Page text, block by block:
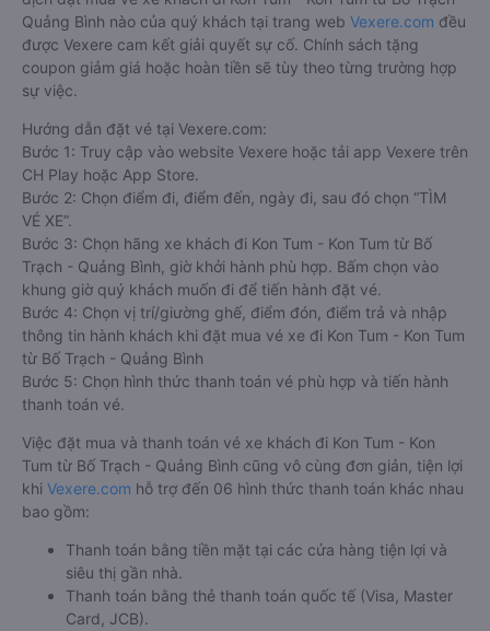
Quảng Bình nào của quý khách tại trang web Vexere.com đều
được Vexere cam kết giải quyết sự cố. Chính sách tặng
coupon giảm giá hoặc hoàn tiền sẽ tùy theo từng trường hợp
sự việc.
Hướng dẫn đặt vé tại Vexere.com:
Bước 1: Truy cập vào website Vexere hoặc tải app Vexere trên
CH Play hoặc App Store.
Bước 2: Chọn điểm đi, điểm đến, ngày đi, sau đó chọn “TÌM
VÉ XE”.
Bước 3: Chọn hãng xe khách đi Kon Tum - Kon Tum từ Bố
Trạch - Quảng Bình, giờ khởi hành phù hợp. Bấm chọn vào
khung giờ quý khách muốn đi để tiến hành đặt vé.
Bước 4: Chọn vị trí/giường ghế, điểm đón, điểm trả và nhập
thông tin hành khách khi đặt mua vé xe đi Kon Tum - Kon Tum
từ Bố Trạch - Quảng Bình
Bước 5: Chọn hình thức thanh toán vé phù hợp và tiến hành
thanh toán vé.
Việc đặt mua và thanh toán vé xe khách đi Kon Tum - Kon
Tum từ Bố Trạch - Quảng Bình cũng vô cùng đơn giản, tiện lợi
khi Vexere.com hỗ trợ đến 06 hình thức thanh toán khác nhau
bao gồm:
Thanh toán bằng tiền mặt tại các cửa hàng tiện lợi và
siêu thị gần nhà.
Thanh toán bằng thẻ thanh toán quốc tế (Visa, Master
Card, JCB).